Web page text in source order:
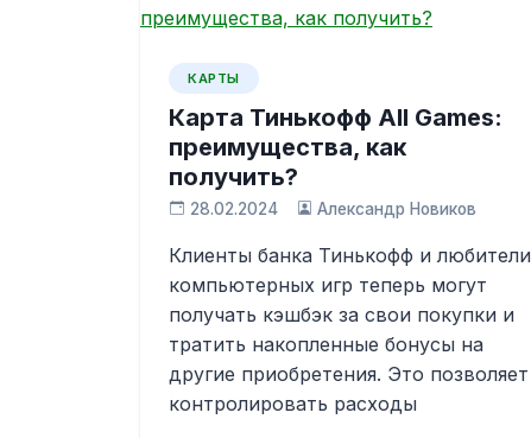
КАРТЫ
Карта Тинькофф All Games:
преимущества, как
получить?
28.02.2024 Александр Новиков
Клиенты банка Тинькофф и любители
компьютерных игр теперь могут
получать кэшбэк за свои покупки и
тратить накопленные бонусы на
другие приобретения. Это позволяет
контролировать расходы